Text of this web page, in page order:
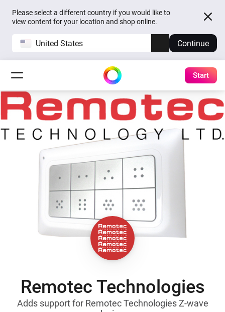
Please select a different country if you would like to
view content for your location and shop online.
United States Continue
Start
Remotec Technologies
Adds support for Remotec Technologies Z-wave